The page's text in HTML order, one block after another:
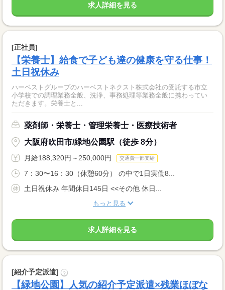
求人詳細を見る
[正社員]
【栄養士】給食で子ども達の健康を守る仕事！
土日祝休み
ハーベストグループのハーベストネクスト株式会社の受託する市立
小学校での調理業務全般、洗浄、事務処理等業務全般に携わってい
ただきます。栄養士と...
薬剤師・栄養士・管理栄養士・医療技術者
大阪府吹田市/緑地公園駅（徒歩 8分）
月給188,320円～250,000円 交通費一部支給
7：30〜16：30（休憩60分） の中で1日実働8...
土日祝休み 年間休日145日 <<その他 休日...
もっと見る
求人詳細を見る
[紹介予定派遣] ?
【緑地公園】人気の紹介予定派遣×残業ほぼな